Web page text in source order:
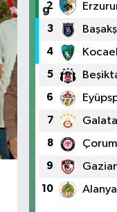
2
3
4
5
6
7
8
9
10